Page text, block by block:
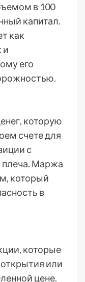
в 100
капитал.
как
и
его
которую
счете для
с
плеча. Маржа
который
в
которые
или
цене.